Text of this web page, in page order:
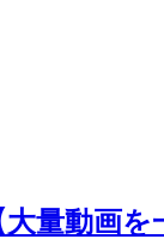
量動画を